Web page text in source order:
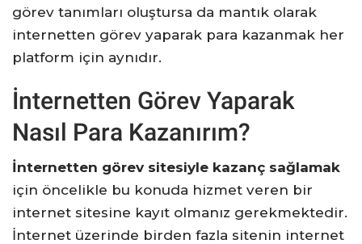
görev tanımları oluştursa da mantık olarak
internetten görev yaparak para kazanmak her
platform için aynıdır.
İnternetten Görev Yaparak
Nasıl Para Kazanırım?
İnternetten görev sitesiyle kazanç sağlamak
için öncelikle bu konuda hizmet veren bir
internet sitesine kayıt olmanız gerekmektedir.
İnternet üzerinde birden fazla sitenin internet